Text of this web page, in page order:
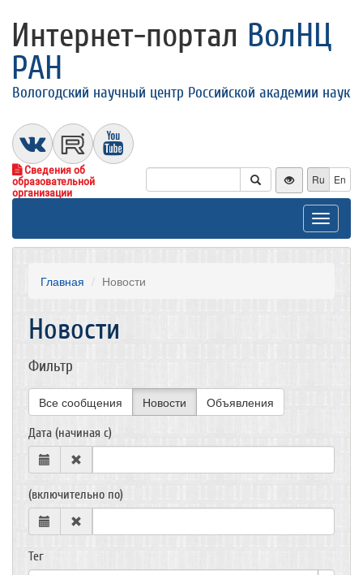
Интернет-портал ВолНЦ
РАН
Вологодский научный центр Российской академии наук
Сведения об
образовательной
организации
Ru En
Toggle
Главная Новости
Новости
Фильтр
Все сообщения Новости Объявления
Дата (начиная с)
(включительно по)
Тег